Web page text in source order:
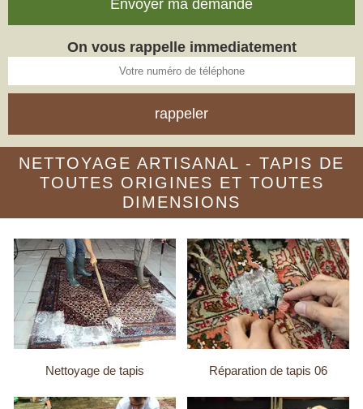
On vous rappelle immediatement
NETTOYAGE ARTISANAL - TAPIS DE
TOUTES ORIGINES ET TOUTES
DIMENSIONS
Nettoyage de tapis Réparation de tapis 06